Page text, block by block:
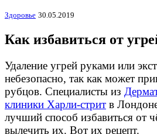
Здоровье 30.05.2019
Как избавиться от
Удаление угрей руками или
небезопасно, так как может
рубцов. Специалисты из
клиники Харли-стрит в
лучший способ избавиться от
вылечить их. Вот их рецепт.